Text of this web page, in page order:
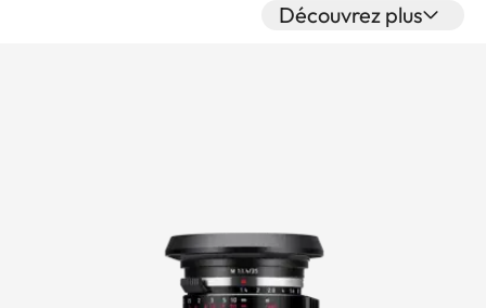
Découvrez plus